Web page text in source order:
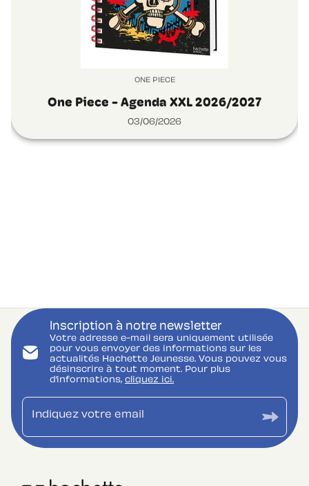
ONE PIECE
One Piece - Agenda XXL 2026/2027
03/06/2026
Inscription à notre newsletter
Votre adresse e-mail sera uniquement utilisée
pour vous envoyer des informations sur les
actualités Hachette Jeunesse. Vous pouvez vous
désinscrire à tout moment. Pour plus
d’informations, cliquez ici.
Indiquez votre email